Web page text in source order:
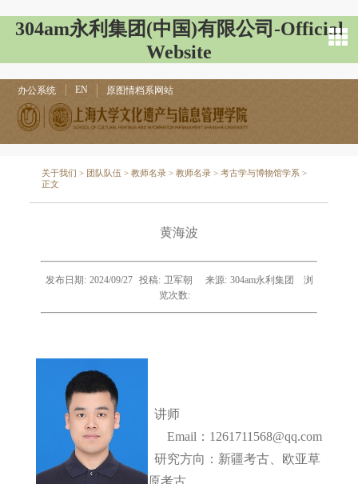
304am永利集团(中国)有限公司-Official
Website
办公系统 EN 原图情档系网站
关于我们 > 团队队伍 >教师名录 >教师名录 >考古学与博物馆学系 >
正文
黄海波
发布日期: 2024/09/27 投稿: 卫军朝 来源: 304am永利集团
浏
览次数:
讲师
Email： 1261711568@qq.com
研究方向：新疆考古、欧亚草